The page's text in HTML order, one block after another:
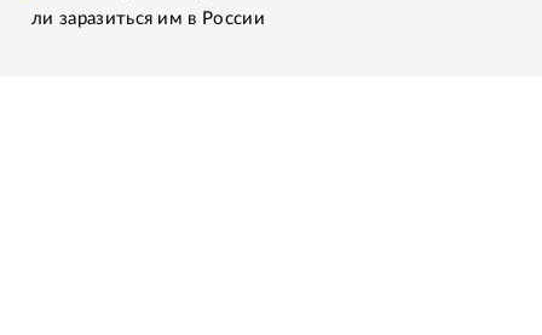
ли заразиться им в России